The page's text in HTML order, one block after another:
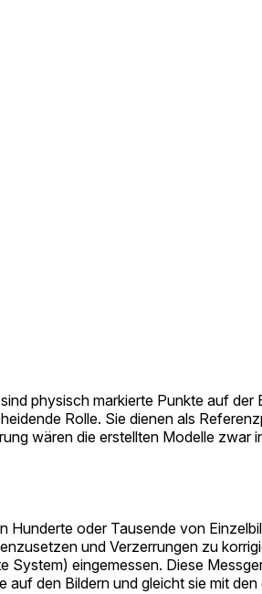
physisch markierte Punkte auf
Rolle. Sie dienen als
wären die erstellten Modelle zwar
Hunderte oder Tausende von
und Verzerrungen zu
eingemessen. Diese
den Bildern und gleicht sie mit